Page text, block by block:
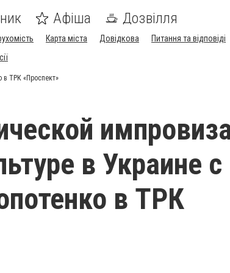
Афіша Дозвілля
Карта міста Довідкова
Питання та відповіді
в ТРК «Проспект»
в Украине с
в ТРК